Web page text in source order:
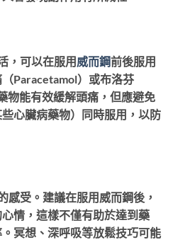
，可以在服用威而鋼前後服用
Paracetamol）或布洛芬
物能有效緩解頭痛，但應避免
心臟病藥物）同時服用，以防
感受。建議在服用威而鋼後，
情，這樣不僅有助於達到藥
冥想、深呼吸等放鬆技巧可能